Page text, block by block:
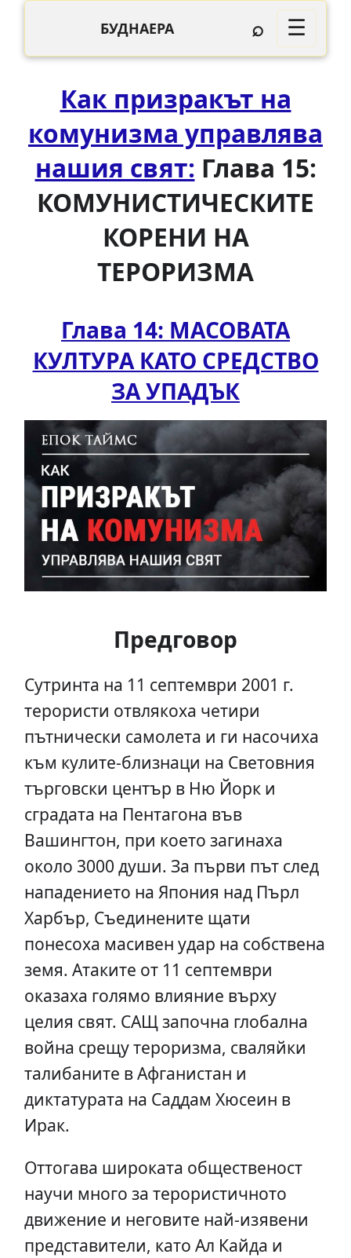
БУДНАЕРА ⌕ ☰
Как призракът на
комунизма управлява
нашия свят: Глава 15:
КОМУНИСТИЧЕСКИТЕ
КОРЕНИ НА
ТЕРОРИЗМА
Глава 14: МАСОВАТА
КУЛТУРА КАТО СРЕДСТВО
ЗА УПАДЪК
Предговор
Сутринта на 11 септември 2001 г.
терористи отвлякоха четири
пътнически самолета и ги насочиха
към кулите-близнаци на Световния
търговски център в Ню Йорк и
сградата на Пентагона във
Вашингтон, при което загинаха
около 3000 души. За първи път след
нападението на Япония над Пърл
Харбър, Съединените щати
понесоха масивен удар на собствена
земя. Атаките от 11 септември
оказаха голямо влияние върху
целия свят. САЩ започна глобална
война срещу тероризма, сваляйки
талибаните в Афганистан и
диктатурата на Саддам Хюсеин в
Ирак.
Оттогава широката общественост
научи много за терористичното
движение и неговите най-изявени
представители, като Ал Кайда и